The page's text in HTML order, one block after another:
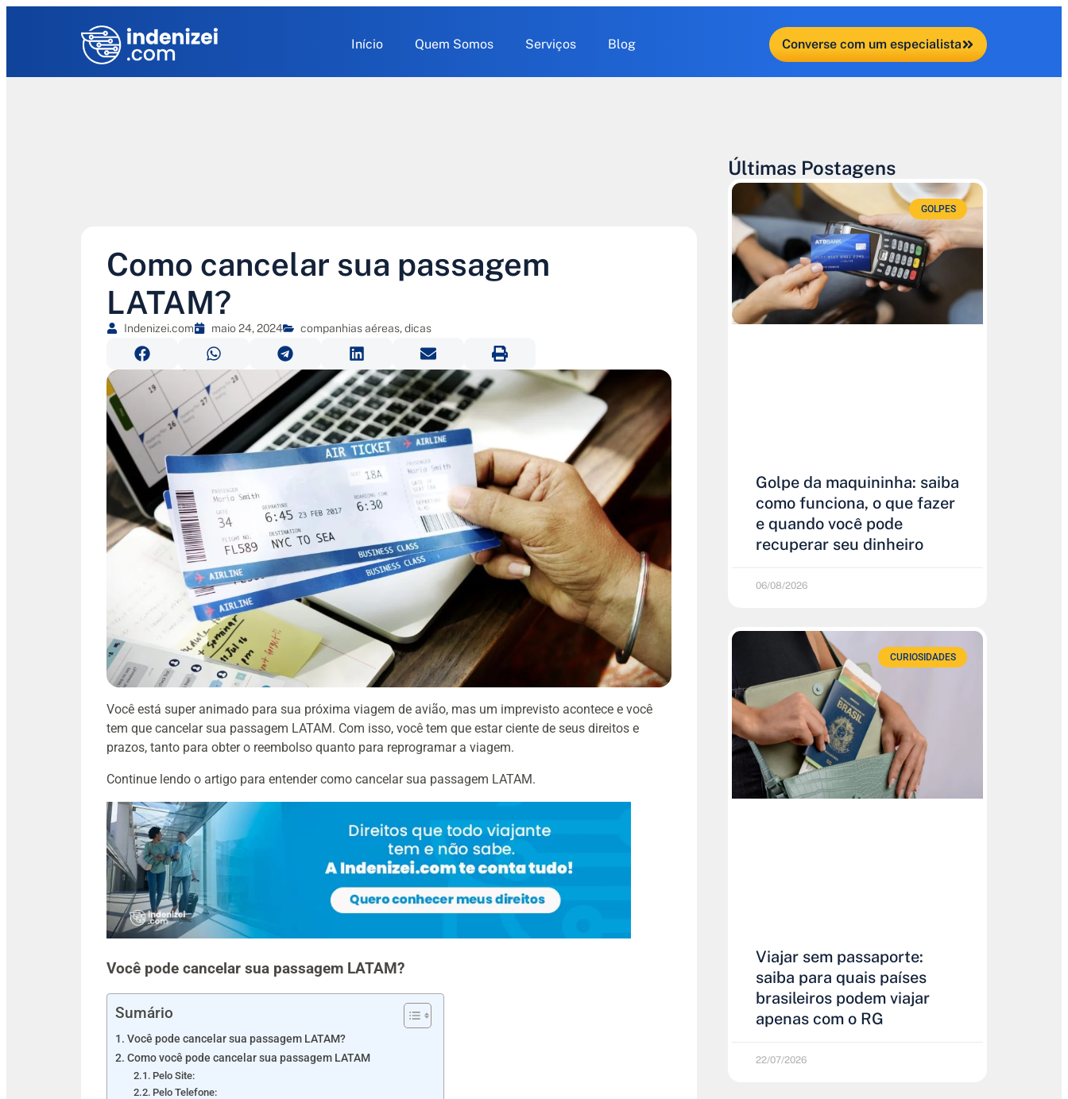
Início Quem Somos Serviços Blog Converse com um especialista
Como cancelar sua passagem
LATAM?
Indenizei.com maio 24, 2024 companhias aéreas, dicas
Você está super animado para sua próxima viagem de avião, mas um imprevisto acontece e você
tem que cancelar sua passagem LATAM. Com isso, você tem que estar ciente de seus direitos e
prazos, tanto para obter o reembolso quanto para reprogramar a viagem.
Continue lendo o artigo para entender como cancelar sua passagem LATAM.
Você pode cancelar sua passagem LATAM?
Sumário
Você pode cancelar sua passagem LATAM?
Como você pode cancelar sua passagem LATAM
Pelo Site:
Pelo Telefone:
Últimas Postagens
GOLPES
Golpe da maquininha: saiba
como funciona, o que fazer
e quando você pode
recuperar seu dinheiro
06/08/2026
CURIOSIDADES
Viajar sem passaporte:
saiba para quais países
brasileiros podem viajar
apenas com o RG
22/07/2026